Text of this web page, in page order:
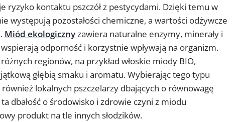
ryzyko kontaktu pszczół z pestycydami. Dzięki temu w
występują pozostałości chemiczne, a wartości odżywcze
Miód ekologicznyzawiera naturalne enzymy, minerały i
odporność i korzystnie wpływają na organizm.
regionów, na przykład włoskie miody BIO,
głębią smaku i aromatu. Wybierając tego typu
lokalnych pszczelarzy dbających o równowagę
dbałość o środowisko i zdrowie czyni z miodu
produkt na tle innych słodzików.